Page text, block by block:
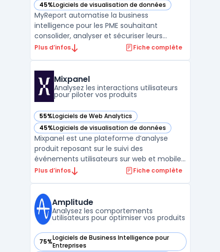
45%Logiciels de visualisation de données
— voir MyReport dans cette catégorie
MyReport automatise la business
intelligence pour les PME souhaitant
consolider, analyser et sécuriser leurs
données sans nécessiter de compétences
générales, directions financières, DSI, RH ou
équipes commercial ...
Plus d’infos Fiche complète
Mixpanel
Analysez les interactions utilisateurs
pour piloter vos produits
55%Logiciels de Web Analytics
— voir Mixpanel dans cette catégorie
45%Logiciels de visualisation de données
— voir Mixpanel dans cette catégorie
Mixpanel est une plateforme d’analyse
produit reposant sur le suivi des
événements utilisateurs sur web et mobile.
L’outil cible les équipes produit, marketing
et de la rétention client. L’accès direct aux
indicateurs d’ad ...
Plus d’infos Fiche complète
Amplitude
Analysez les comportements
utilisateurs pour optimiser vos produits
75%Logiciels de Business Intelligence pour
Entreprises
— voir Amplitude dans cette catégorie